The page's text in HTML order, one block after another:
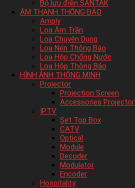
Bộ lưu điện SANTAK
ÂM THANH THÔNG BÁO
Amply
Loa Âm Trần
Loa Chuyên Dụng
Loa Nén Thông Báo
Loa Hộp Chống Nước
Loa Hộp Thông Báo
HÌNH ẢNH THÔNG MINH
Projector
Projection Screen
Accessories Projector
IPTV
Set Top Box
CATV
Optical
Module
Decoder
Modulator
Encoder
Hospitality